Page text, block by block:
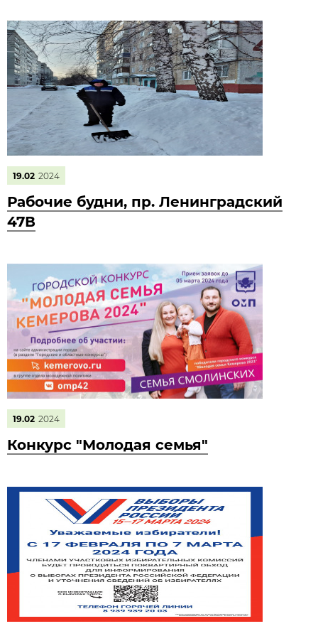
19.02 2024
Рабочие будни, пр. Ленинградский
47В
19.02 2024
Конкурс "Молодая семья"